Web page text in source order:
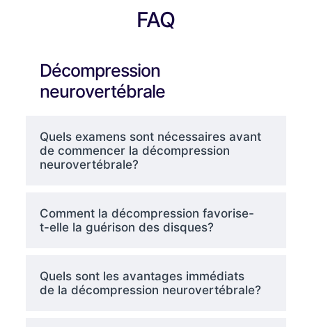
FAQ
Décompression
neurovertébrale
Quels examens sont nécessaires avant
de commencer la décompression
neurovertébrale?
Comment la décompression favorise-
t-elle la guérison des disques?
Quels sont les avantages immédiats
de la décompression neurovertébrale?